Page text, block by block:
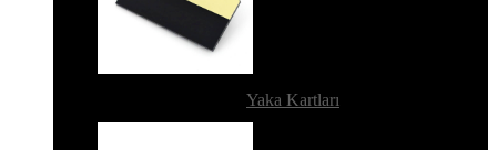
Yaka Kartları